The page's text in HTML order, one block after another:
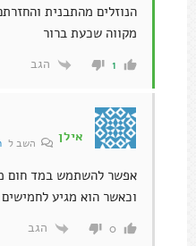
הנוזלים מהתבנית
מקווה שכעת ברור
1 הגב
אילן השב ל
אפשר להשתמש במד חום
וכאשר הוא מגיע
0 הגב